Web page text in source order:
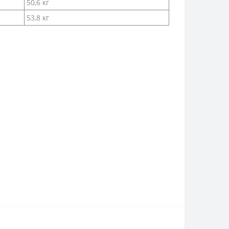
50,6 кг
53,8 кг